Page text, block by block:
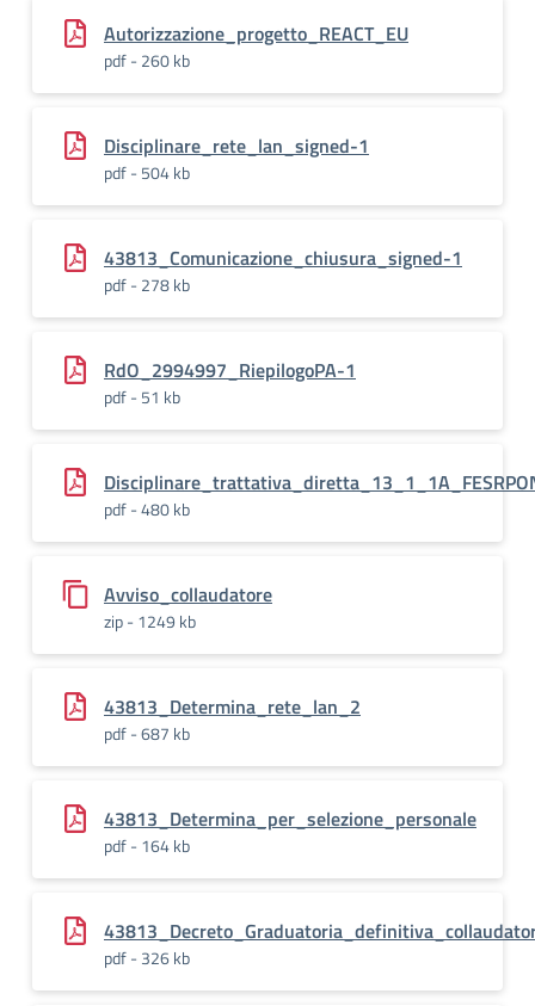
Autorizzazione_progetto_REACT_EU
pdf - 260 kb
Disciplinare_rete_lan_signed-1
pdf - 504 kb
43813_Comunicazione_chiusura_signed-1
pdf - 278 kb
RdO_2994997_RiepilogoPA-1
pdf - 51 kb
pdf - 480 kb
Avviso_collaudatore
zip - 1249 kb
43813_Determina_rete_lan_2
pdf - 687 kb
43813_Determina_per_selezione_personale
pdf - 164 kb
pdf - 326 kb